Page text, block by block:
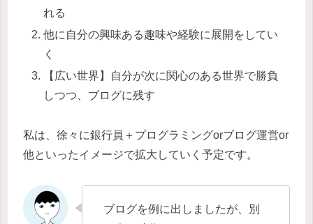
れる
他に自分の興味ある趣味や経験に展開をしてい
く
【広い世界】自分が次に関心のある世界で勝負
しつつ、ブログに残す
私は、徐々に銀行員＋プログラミングorブログ運営or
他といったイメージで拡大していく予定です。
ブログを例に出しましたが、別